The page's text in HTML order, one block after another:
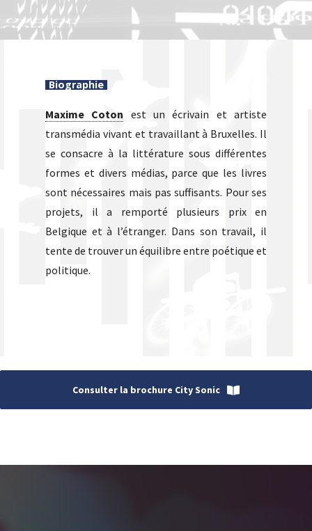
Biographie
Maxime Coton est un écrivain et artiste
transmédia vivant et travaillant à Bruxelles. Il
se consacre à la littérature sous différentes
formes et divers médias, parce que les livres
sont nécessaires mais pas suffisants. Pour ses
projets, il a remporté plusieurs prix en
Belgique et à l’étranger. Dans son travail, il
tente de trouver un équilibre entre poétique et
politique.
Consulter la brochure City Sonic